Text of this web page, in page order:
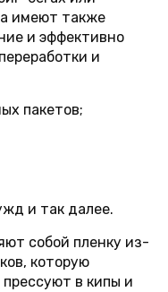
имеют также
и эффективно
и
пакетов;
и так далее.
собой пленку из-
которую
в кипы и